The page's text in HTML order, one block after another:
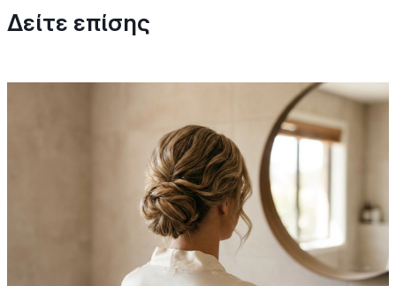
Δείτε επίσης